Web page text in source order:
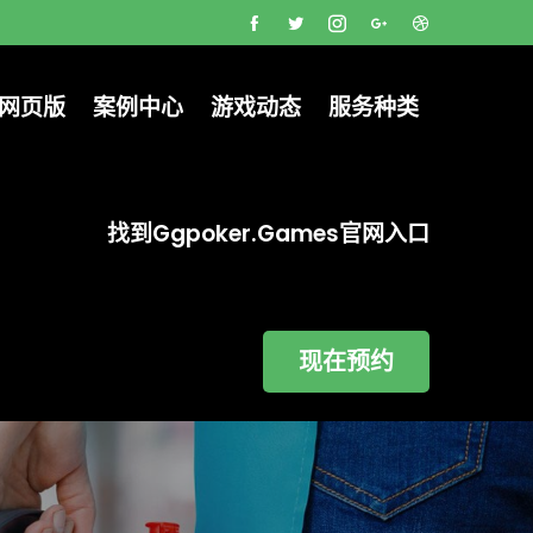
页版 案例中心 游戏动态 服务种类
找到ggpoker.games官网入口
现在预约